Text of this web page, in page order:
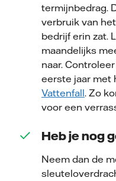
termijnbedrag.
verbruik van
bedrijf erin zat.
maandelijks
naar.
eerste jaar met
Vattenfall. Zo
voor een
Heb je nog
Neem dan de